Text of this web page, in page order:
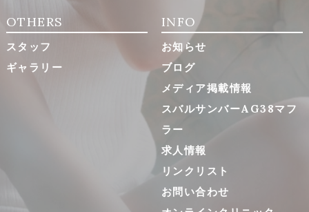
OTHERS
スタッフ
ギャラリー
INFO
お知らせ
ブログ
メディア掲載情報
スバルサンバーAG38マフ
ラー
求人情報
リンクリスト
お問い合わせ